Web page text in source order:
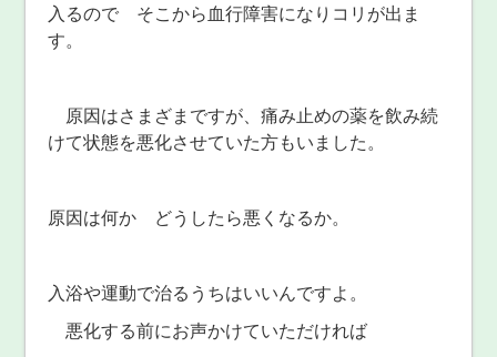
入るので そこから血行障害になりコリが出ま
す。
原因はさまざまですが、痛み止めの薬を飲み続
けて状態を悪化させていた方もいました。
原因は何か どうしたら悪くなるか。
入浴や運動で治るうちはいいんですよ。
悪化する前にお声かけていただければ